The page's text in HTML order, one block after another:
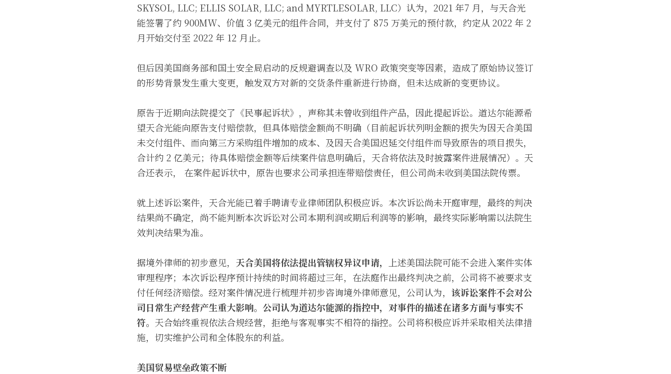
SKYSOL, LLC; ELLIS SOLAR, LLC; and MYRTLESOLAR, LLC）认为，2021 年7 月，与天合光
能签署了约 900MW、价值 3 亿美元的组件合同，并支付了 875 万美元的预付款，约定从 2022 年 2
月开始交付至 2022 年 12 月止。
但后因美国商务部和国土安全局启动的反规避调查以及 WRO 政策突变等因素，造成了原始协议签订
的形势背景发生重大变更，触发双方对新的交货条件重新进行协商，但未达成新的变更协议。
原告于近期向法院提交了《民事起诉状》，声称其未曾收到组件产品，因此提起诉讼。道达尔能源希
望天合光能向原告支付赔偿款，但具体赔偿金额尚不明确（目前起诉状列明金额的损失为因天合美国
未交付组件、而向第三方采购组件增加的成本、及因天合美国迟延交付组件而导致原告的项目损失，
合计约 2 亿美元；待具体赔偿金额等后续案件信息明确后，天合将依法及时披露案件进展情况）。天
合还表示， 在案件起诉状中，原告也要求公司承担连带赔偿责任，但公司尚未收到美国法院传票。
就上述诉讼案件，天合光能已着手聘请专业律师团队积极应诉。本次诉讼尚未开庭审理，最终的判决
结果尚不确定，尚不能判断本次诉讼对公司本期利润或期后利润等的影响，最终实际影响需以法院生
效判决结果为准。
据境外律师的初步意见， 天合美国将依法提出管辖权异议申请，
上述美国法院可能不会进入案件实体
审理程序；本次诉讼程序预计持续的时间将超过三年，在法庭作出最终判决之前，公司将不被要求支
付任何经济赔偿。经对案件情况进行梳理并初步咨询境外律师意见，公司认为， 该诉讼案件不会对公
司日常生产经营产生重大影响。 公司认为道达尔能源的指控中，对事件的描述在诸多方面与事实不
符。 天合始终重视依法合规经营，拒绝与客观事实不相符的指控。公司将积极应诉并采取相关法律措
施，切实维护公司和全体股东的利益。
美国贸易壁垒政策不断